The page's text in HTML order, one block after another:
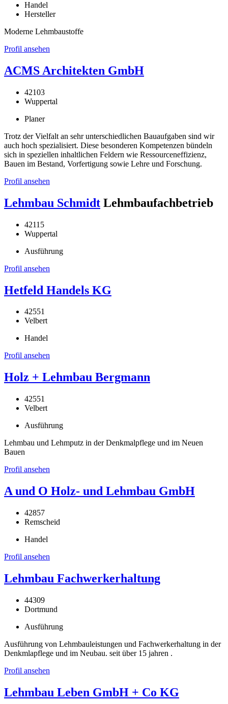
Handel
Hersteller
Moderne Lehmbaustoffe
Profil ansehen
ACMS Architekten GmbH
42103
Wuppertal
Planer
Trotz der Vielfalt an sehr unterschiedlichen Bauaufgaben sind wir
auch hoch spezialisiert. Diese besonderen Kompetenzen bündeln
sich in speziellen inhaltlichen Feldern wie Ressourceneffizienz,
Bauen im Bestand, Vorfertigung sowie Lehre und Forschung.
Profil ansehen
Lehmbau Schmidt Lehmbaufachbetrieb
42115
Wuppertal
Ausführung
Profil ansehen
Hetfeld Handels KG
42551
Velbert
Handel
Profil ansehen
Holz + Lehmbau Bergmann
42551
Velbert
Ausführung
Lehmbau und Lehmputz in der Denkmalpflege und im Neuen
Bauen
Profil ansehen
A und O Holz- und Lehmbau GmbH
42857
Remscheid
Handel
Profil ansehen
Lehmbau Fachwerkerhaltung
44309
Dortmund
Ausführung
Ausführung von Lehmbauleistungen und Fachwerkerhaltung in der
Denkmlapflege und im Neubau. seit über 15 jahren .
Profil ansehen
Lehmbau Leben GmbH + Co KG